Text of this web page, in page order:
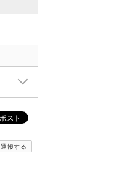
通報する